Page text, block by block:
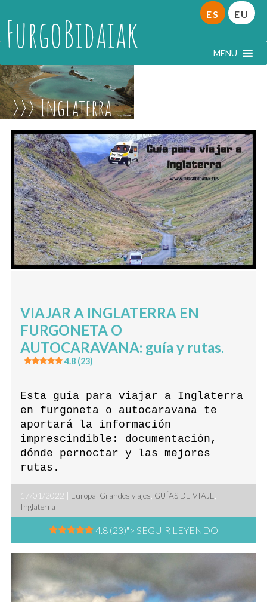
FurgoBidaiak MENU
ES EU
Inglaterra
VIAJAR A INGLATERRA EN
FURGONETA O
AUTOCARAVANA: guía y rutas.
4.8 (23)
Esta guía para viajar a Inglaterra
en furgoneta o autocaravana te
aportará la información
imprescindible: documentación,
dónde pernoctar y las mejores
rutas.
17/01/2022 | Europa, Grandes viajes, GUÍAS DE VIAJE,
Inglaterra
4.8 (23)"> SEGUIR LEYENDO